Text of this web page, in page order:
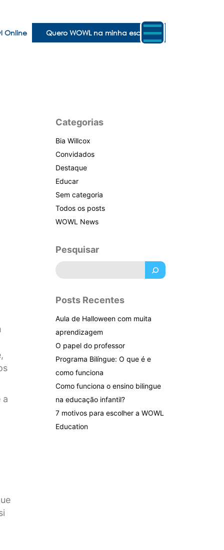
Online Quero WOWL na minha escola
a
Categorias
Bia Willcox
Convidados
Destaque
Educar
Sem categoria
Todos os posts
WOWL News
Pesquisar
Pesquisar
Posts Recentes
Aula de Halloween com muita
aprendizagem
O papel do professor
Programa Bilíngue: O que é e
como funciona
Como funciona o ensino bilingue
na educação infantil?
7 motivos para escolher a WOWL
Education